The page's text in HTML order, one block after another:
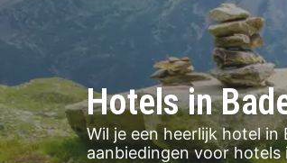
Hotels in
Wil je een heerlijk hotel
aanbiedingen voor hotels